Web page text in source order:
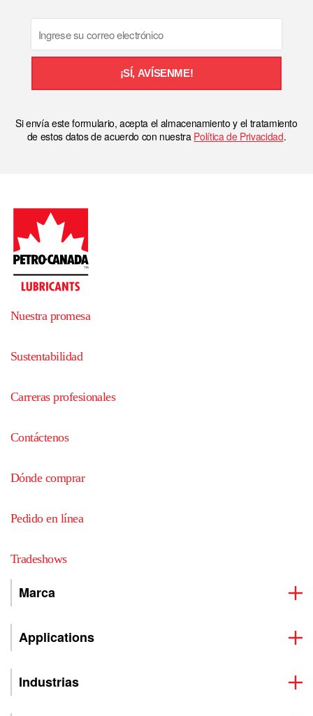
¡SÍ, AVÍSENME!
Si envía este formulario, acepta el almacenamiento y el tratamiento
de estos datos de acuerdo con nuestra Política de Privacidad.
Nuestra promesa
Sustentabilidad
Carreras profesionales
Contáctenos
Dónde comprar
Pedido en línea
Tradeshows
Marca
Applications
Industrias